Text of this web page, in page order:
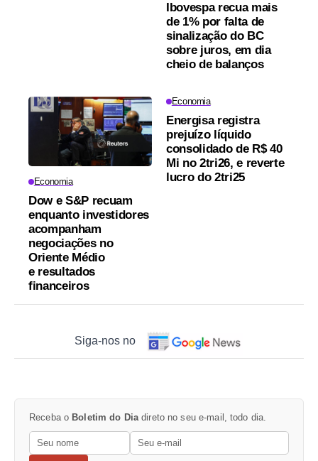
Ibovespa recua mais
de 1% por falta de
sinalização do BC
sobre juros, em dia
cheio de balanços
Economia
Dow e S&P recuam
enquanto investidores
acompanham
negociações no
Oriente Médio
e resultados
financeiros
Economia
Energisa registra
prejuízo líquido
consolidado de R$ 40
Mi no 2tri26, e reverte
lucro do 2tri25
Siga-nos no
Receba o Boletim do Diadireto no seu e-mail, todo dia.